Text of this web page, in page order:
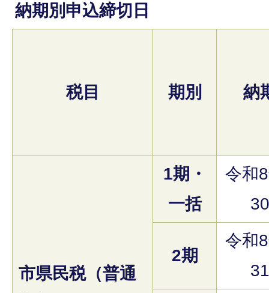
納期別申込締切日
税目 期別 納
市県民税（普通
1期・
一括
令和
2期
令和